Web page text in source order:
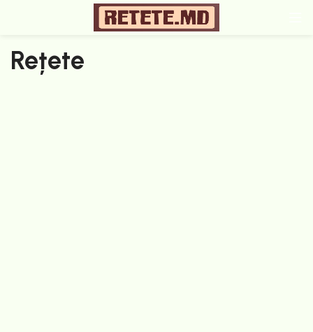
Rețete